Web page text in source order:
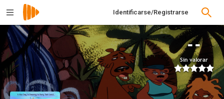
Identificarse/Registrarse
--
Sin valorar